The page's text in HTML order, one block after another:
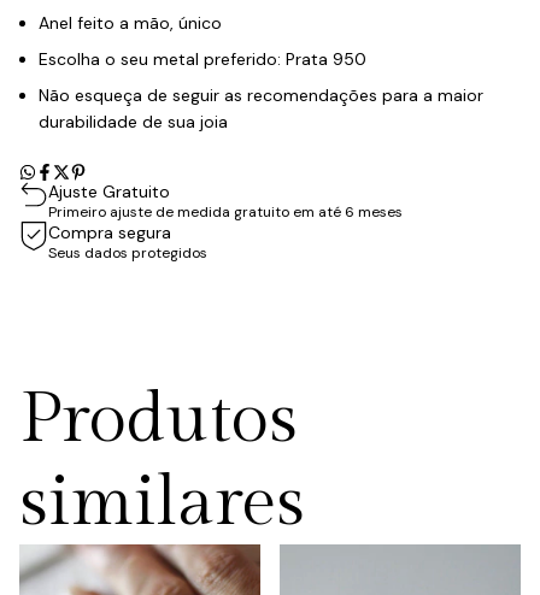
Anel feito a mão, único
Escolha o seu metal preferido: Prata 950
Não esqueça de seguir as recomendações para a maior
durabilidade de sua joia
Ajuste Gratuito
Primeiro ajuste de medida gratuito em até 6 meses
Compra segura
Seus dados protegidos
Produtos
similares